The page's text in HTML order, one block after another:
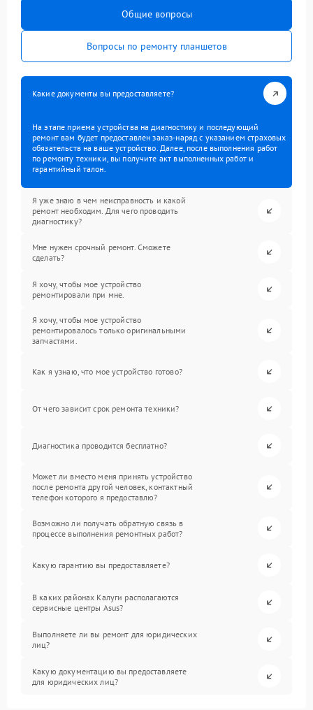
Общие вопросы
Вопросы по ремонту планшетов
Какие документы вы предоставляете?
На этапе приема устройства на диагностику и последующий
ремонт вам будет предоставлен заказ-наряд с указанием страховых
обязательств на ваше устройство. Далее, после выполнения работ
по ремонту техники, вы получите акт выполненных работ и
гарантийный талон.
Я уже знаю в чем неисправность и какой
ремонт необходим. Для чего проводить
диагностику?
Мне нужен срочный ремонт. Сможете
сделать?
Я хочу, чтобы мое устройство
ремонтировали при мне.
Я хочу, чтобы мое устройство
ремонтировалось только оригинальными
запчастями.
Как я узнаю, что мое устройство готово?
От чего зависит срок ремонта техники?
Диагностика проводится бесплатно?
Может ли вместо меня принять устройство
после ремонта другой человек, контактный
телефон которого я предоставлю?
Возможно ли получать обратную связь в
процессе выполнения ремонтных работ?
Какую гарантию вы предоставляете?
В каких районах Калуги располагаются
сервисные центры Asus?
Выполняете ли вы ремонт для юридических
лиц?
Какую документацию вы предоставляете
для юридических лиц?